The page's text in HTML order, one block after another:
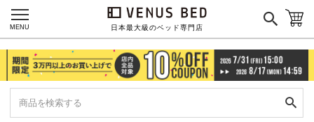
日本最大級のベッド専門店
MENU